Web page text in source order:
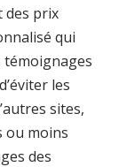
des prix
qui
témoignages
les
sites,
ou moins
des